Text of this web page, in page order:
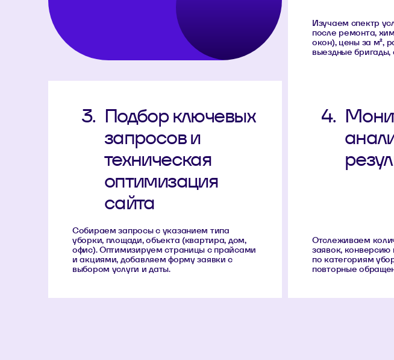
Изучаем спектр
после ремонта,
окон), цены за м²,
выездные бригады,
3. Подбор ключевых
запросов и
техническая
оптимизация
сайта
Собираем запросы с указанием типа
уборки, площади, объекта (квартира, дом,
офис). Оптимизируем страницы с прайсами
и акциями, добавляем форму заявки с
выбором услуги и даты.
4.
Отслеживаем
заявок, конверсию
по категориям
повторные